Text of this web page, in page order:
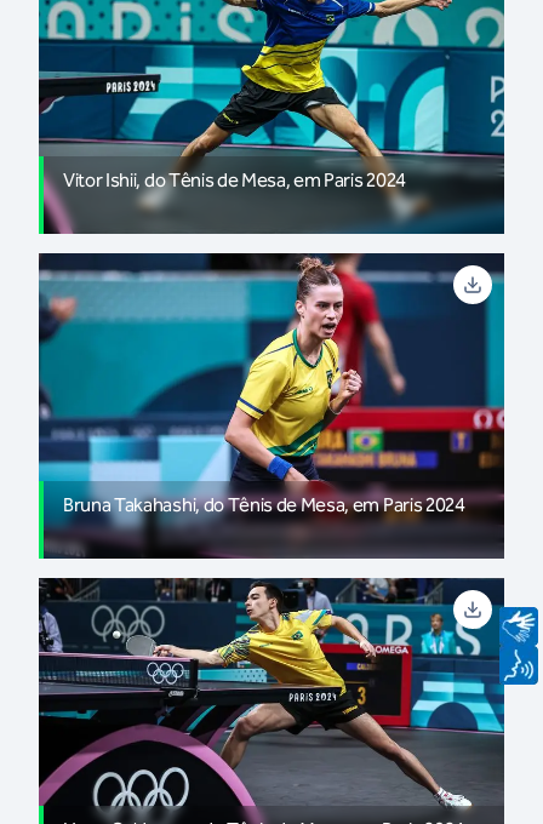
Vitor Ishii, do Tênis de Mesa, em Paris 2024
Bruna Takahashi, do Tênis de Mesa, em Paris 2024